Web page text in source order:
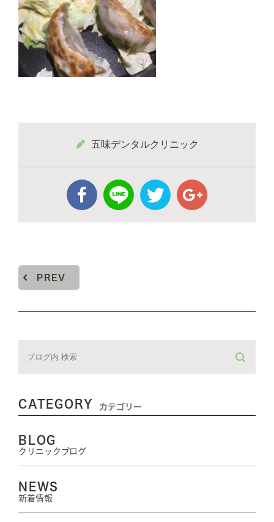
五味デンタルクリニック
PREV
CATEGORY カテゴリー
BLOG
クリニックブログ
NEWS
新着情報